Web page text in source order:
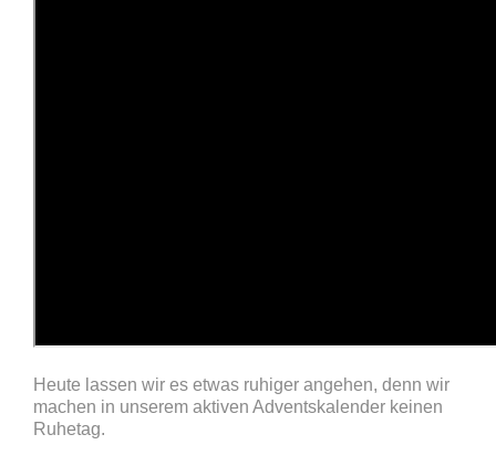
Heute lassen wir es etwas ruhiger angehen, denn wir
machen in unserem aktiven Adventskalender keinen
Ruhetag.